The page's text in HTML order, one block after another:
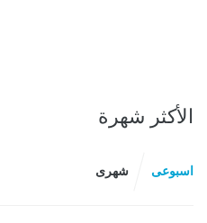
الأكثر شهرة
اسبوعى شهرى